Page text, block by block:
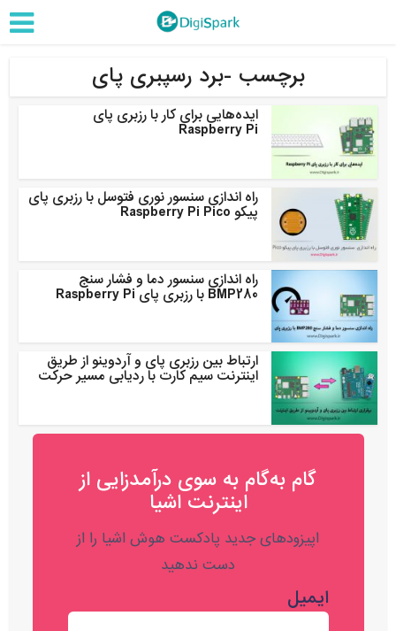
برچسب -برد رسپبری پای
ایده‌هایی برای کار با رزبری پای
Raspberry Pi
راه اندازی سنسور نوری فتوسل با رزبری پای
پیکو Raspberry Pi Pico
راه اندازی سنسور دما و فشار سنج
BMP280 با رزبری پای Raspberry Pi
ارتباط بین رزبری پای و آردوینو از طریق
اینترنت سیم کارت با ردیابی مسیر حرکت
گام به‌گام به‌ سوی درآمدزایی از
اینترنت اشیا
اپیزودهای جدید پادکست هوش اشیا را از
دست ندهید
ایمیل